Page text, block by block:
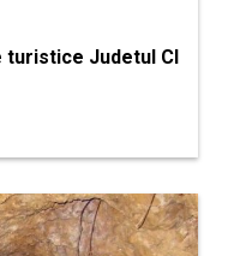
turistice Judetul Cl